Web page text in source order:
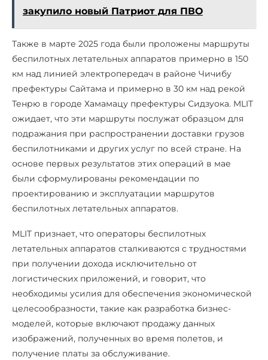
закупило новый Патриот для ПВО
Также в марте 2025 года были проложены маршруты
беспилотных летательных аппаратов примерно в 150
км над линией электропередач в районе Чичибу
префектуры Сайтама и примерно в 30 км над рекой
Тенрю в городе Хамамацу префектуры Сидзуока. MLIT
ожидает, что эти маршруты послужат образцом для
подражания при распространении доставки грузов
беспилотниками и других услуг по всей стране. На
основе первых результатов этих операций в мае
были сформулированы рекомендации по
проектированию и эксплуатации маршрутов
беспилотных летательных аппаратов.
MLIT признает, что операторы беспилотных
летательных аппаратов сталкиваются с трудностями
при получении дохода исключительно от
логистических приложений, и говорит, что
необходимы усилия для обеспечения экономической
целесообразности, такие как разработка бизнес-
моделей, которые включают продажу данных
изображений, полученных во время полетов, и
получение платы за обслуживание.